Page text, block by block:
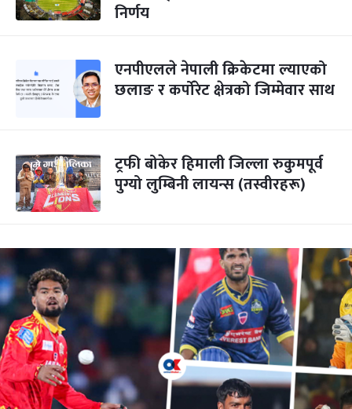
निर्णय
एनपीएलले नेपाली क्रिकेटमा ल्याएको
छलाङ र कर्पोरेट क्षेत्रको जिम्मेवार साथ
ट्रफी बोकेर हिमाली जिल्ला रुकुमपूर्व
पुग्यो लुम्बिनी लायन्स (तस्वीरहरू)